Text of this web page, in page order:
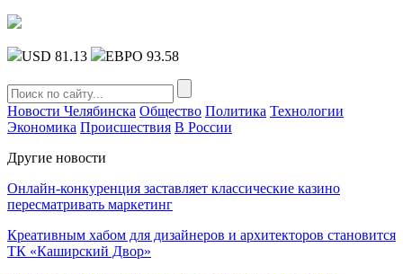
USD 81.13 ЕВРО 93.58
Новости Челябинска Общество Политика Технологии
Экономика Происшествия В России
Другие новости
Онлайн-конкуренция заставляет классические казино
пересматривать маркетинг
Креативным хабом для дизайнеров и архитекторов становится
ТК «Каширский Двор»